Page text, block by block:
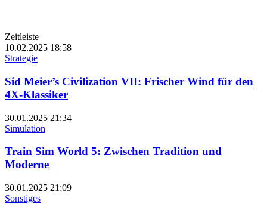
Zeitleiste
10.02.2025 18:58
Strategie
Sid Meier’s Civilization VII: Frischer Wind für den
4X-Klassiker
30.01.2025 21:34
Simulation
Train Sim World 5: Zwischen Tradition und
Moderne
30.01.2025 21:09
Sonstiges